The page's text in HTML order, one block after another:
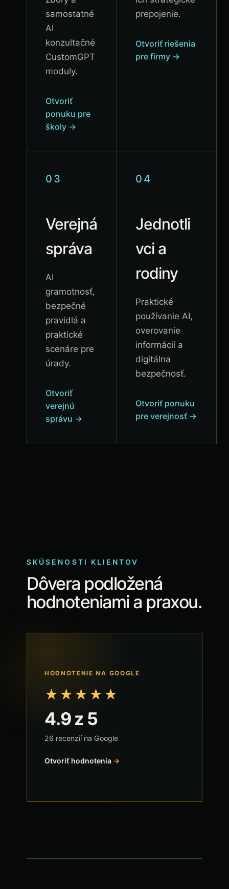
samostatné
AI
konzultačné
CustomGPT
moduly.
Otvoriť
ponuku pre
školy →
prepojenie.
Otvoriť riešenia
pre firmy →
03
Verejná
správa
AI
gramotnosť,
bezpečné
pravidlá a
praktické
scenáre pre
úrady.
Otvoriť
verejnú
správu →
04
Jednotli
vci a
rodiny
Praktické
používanie AI,
overovanie
informácií a
digitálna
bezpečnosť.
Otvoriť ponuku
pre verejnosť →
SKÚSENOSTI KLIENTOV
Dôvera podložená
hodnoteniami a praxou.
HODNOTENIE NA GOOGLE
★★★★★
4.9z 5
26 recenzií na Google
Otvoriť hodnotenia →